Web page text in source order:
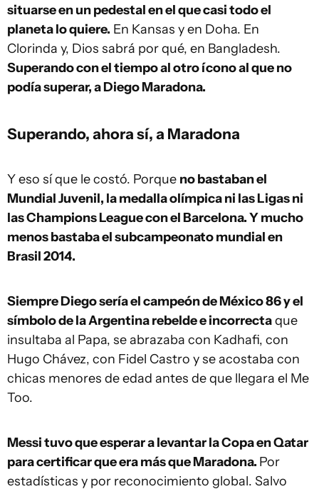
situarse en un pedestal en el que casi todo el
planeta lo quiere. En Kansas y en Doha. En
Clorinda y, Dios sabrá por qué, en Bangladesh.
Superando con el tiempo al otro ícono al que no
podía superar, a Diego Maradona.
Superando, ahora sí, a Maradona
Y eso sí que le costó. Porque no bastaban el
Mundial Juvenil, la medalla olímpica ni las Ligas ni
las Champions League con el Barcelona. Y mucho
menos bastaba el subcampeonato mundial en
Brasil 2014.
Siempre Diego sería el campeón de México 86 y el
símbolo de la Argentina rebelde e incorrectaque
insultaba al Papa, se abrazaba con Kadhafi, con
Hugo Chávez, con Fidel Castro y se acostaba con
chicas menores de edad antes de que llegara el Me
Too.
Messi tuvo que esperar a levantar la Copa en Qatar
para certificar que era más que Maradona. Por
estadísticas y por reconocimiento global. Salvo